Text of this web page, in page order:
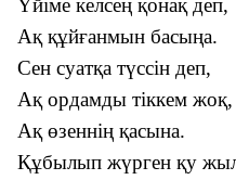
Үйіме келсең қонақ деп,
Ақ құйғанмын басыңа.
Сен суатқа түссін деп,
Ақ ордамды тіккем жоқ,
Ақ өзеннің қасына.
Құбылып жүрген қу